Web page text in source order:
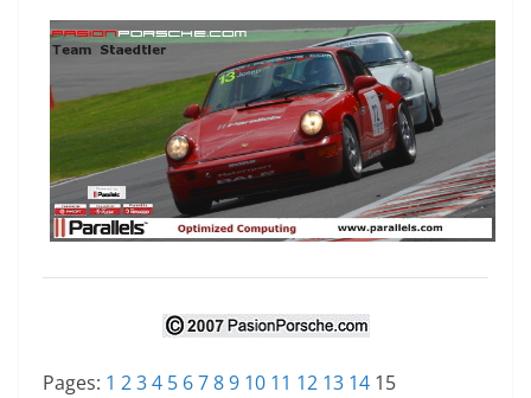
Pages: 1 234 5 6789 10 11 12 13 14 15